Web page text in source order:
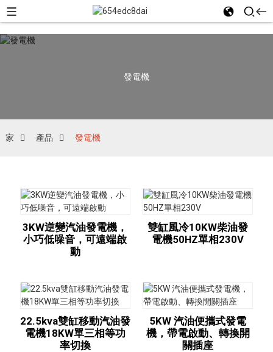
發電機
家 產品 發電機
3KW逆變汽油發電機，
小巧低噪音，可遠端啟
動
雙缸風冷10KW柴油發
電機50HZ單相230V
22.5kva雙缸移動汽油發
電機18KW單三相等功
率切換
5KW 汽油便攜式發電
機，帶電啟動、轉換開
關插座